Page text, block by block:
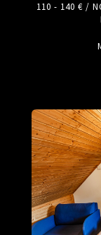
110 - 140 € /